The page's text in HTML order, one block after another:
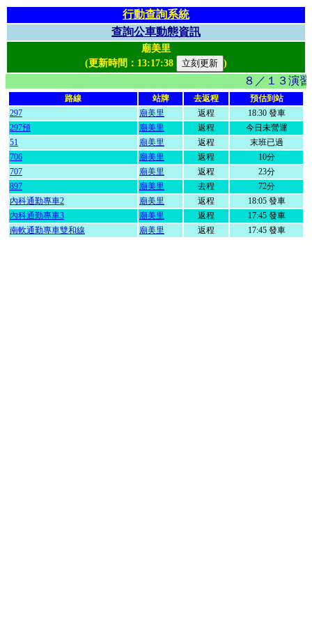
行動查詢系統
查詢公車動態資訊
廟美里
(更新時間： 13:17:38 )
８／１３演
路線 站牌 去返程
預估到站
297
廟美里 返程
18:30 發車
297預
廟美里 返程
今日未營運
51
廟美里 返程
末班已過
706
廟美里 返程
10分
707
廟美里 返程
23分
897
廟美里 去程
72分
內科通勤專車2
廟美里 返程
18:05 發車
內科通勤專車3
廟美里 返程
17:45 發車
南軟通勤專車雙和線
廟美里 返程 17:45 發車